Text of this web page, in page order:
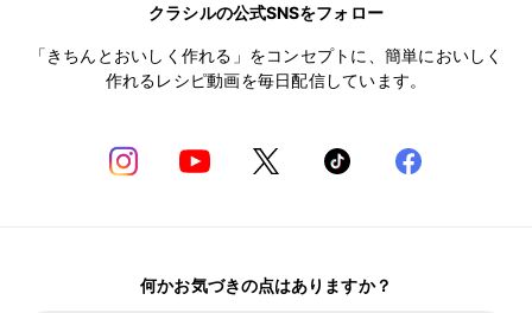
クラシルの公式SNSをフォロー
「きちんとおいしく作れる」をコンセプトに、簡単においしく
作れるレシピ動画を毎日配信しています。
何かお気づきの点はありますか？